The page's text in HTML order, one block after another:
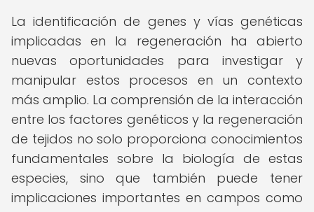
La identificación de genes y vías genéticas
implicadas en la regeneración ha abierto
nuevas oportunidades para investigar y
manipular estos procesos en un contexto
más amplio. La comprensión de la interacción
entre los factores genéticos y la regeneración
de tejidos no solo proporciona conocimientos
fundamentales sobre la biología de estas
especies, sino que también puede tener
implicaciones importantes en campos como